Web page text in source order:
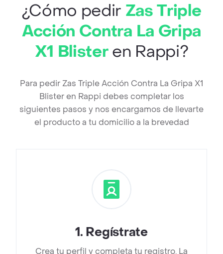
¿Cómo pedir Zas Triple
Acción Contra La Gripa
X1 Blisteren Rappi?
Para pedir Zas Triple Acción Contra La Gripa X1
Blister en Rappi debes completar los
siguientes pasos y nos encargamos de llevarte
el producto a tu domicilio a la brevedad
1. Regístrate
Crea tu perfil y completa tu registro. La